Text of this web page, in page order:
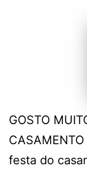
GOSTO
festa do